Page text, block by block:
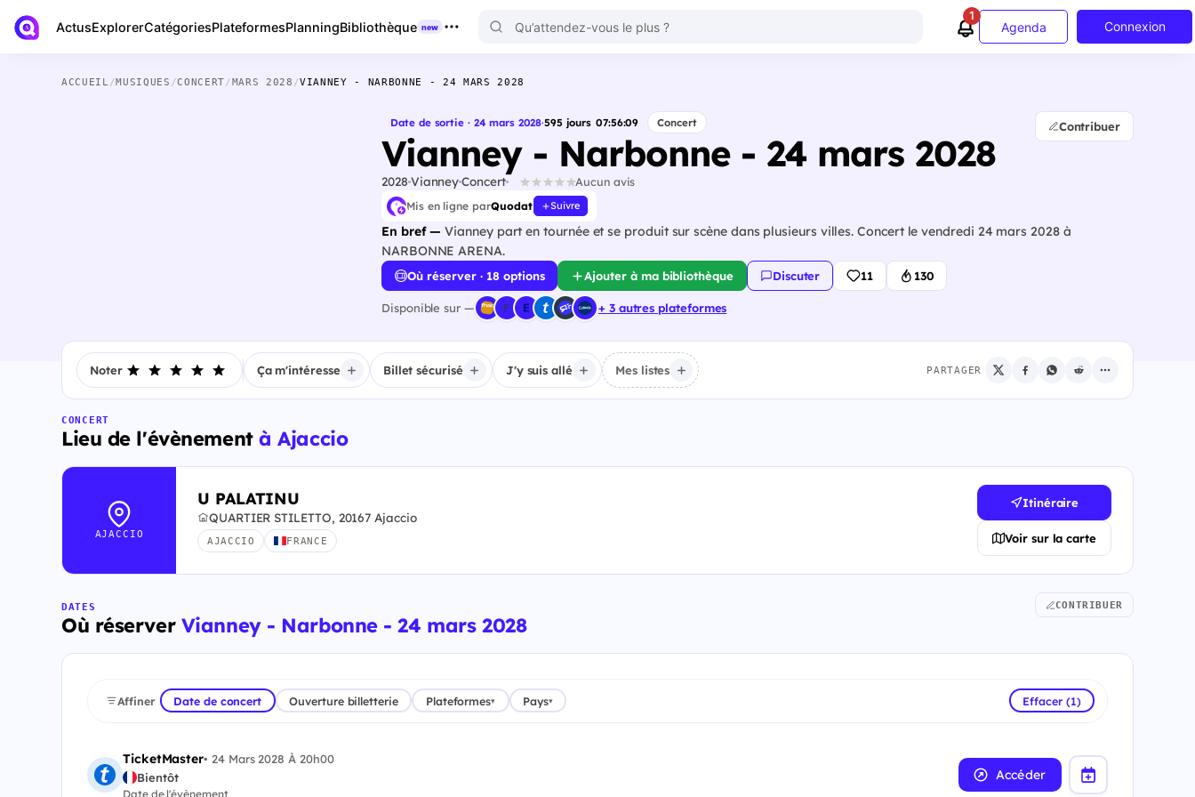
ActusExplorerCatégoriesPlateformesPlanningBibliothèque new
1
Agenda Connexion
ACCUEIL /MUSIQUES /CONCERT/MARS 2028 /VIANNEY - NARBONNE - 24 MARS 2028
Date de sortie · 24 mars 2028·595 jours 07:56:08 Concert
Vianney - Narbonne - 24 mars 2028
2028 VianneyConcert Aucun avis
Mis en ligne parQuodat Suivre
En bref — Vianney part en tournée et se produit sur scène dans plusieurs villes. Concert le vendredi 24 mars 2028 à
NARBONNE ARENA.
Contribuer
Où réserver · 18 options Ajouter à ma bibliothèque Discuter 11 130
Disponible sur — + 3 autres plateformes
Noter Ça m'intéresse Billet sécurisé J'y suis allé Mes listes PARTAGER
CONCERT
Lieu de l'évènementà Ajaccio
AJACCIO
U PALATINU
QUARTIER STILETTO, 20167 Ajaccio
AJACCIO FRANCE
Itinéraire
Voir sur la carte
DATES
Où réserver Vianney - Narbonne - 24 mars 2028
CONTRIBUER
Affiner Date de concert Ouverture billetterie Plateformes▾ Pays▾ Effacer (1)
TicketMaster• 24 Mars 2028 À 20h00
Bientôt
Date de l'évènement
Accéder